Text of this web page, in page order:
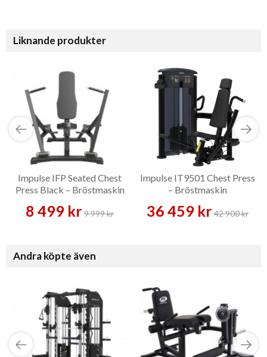
Liknande produkter
Impulse IFP Seated Chest
Press Black – Bröstmaskin
8 499 kr9 999 kr
Impulse IT9501 Chest Press
– Bröstmaskin
36 459 kr42 900 kr
Andra köpte även